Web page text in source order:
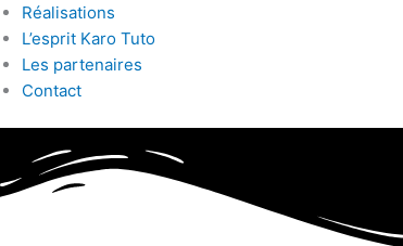
Réalisations
L’esprit Karo Tuto
Les partenaires
Contact